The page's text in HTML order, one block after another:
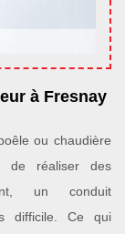
à Fresnay
ou chaudière
de réaliser des
un conduit
difficile. Ce qui